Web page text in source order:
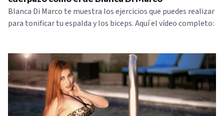
Blanca Di Marco te muestra los ejercicios que puedes realizar
para tonificar tu espalda y los biceps. Aquí el vídeo completo: